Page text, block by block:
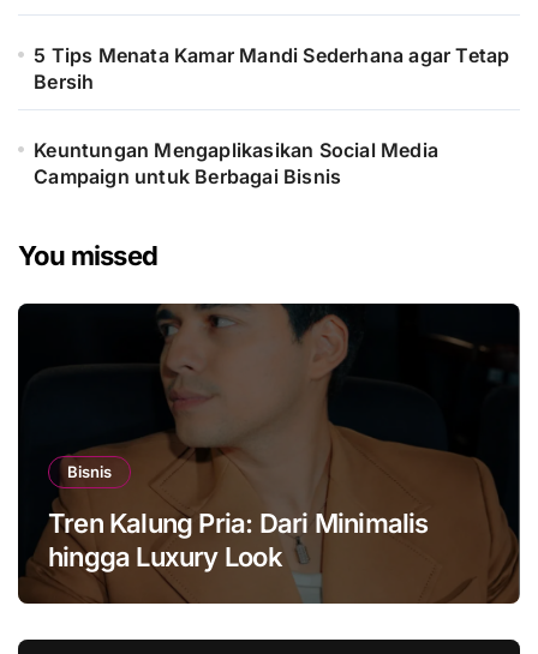
5 Tips Menata Kamar Mandi Sederhana agar Tetap
Bersih
Keuntungan Mengaplikasikan Social Media
Campaign untuk Berbagai Bisnis
You missed
Bisnis
Tren Kalung Pria: Dari Minimalis
hingga Luxury Look